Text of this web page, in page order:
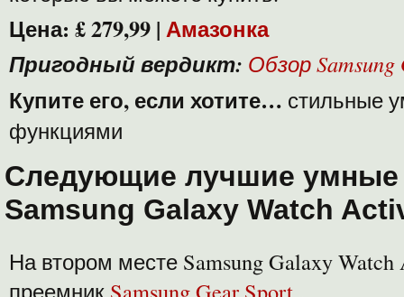
Цена: £ 279,99 | Амазонка
Пригодный вердикт: Обзор Samsung
Купите его, если хотите… стильные
функциями
Следующие лучшие умные
Samsung Galaxy Watch
На втором месте Samsung Galaxy